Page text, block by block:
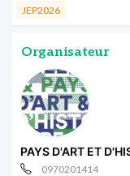
JEP2026
Organisateur
PAYS D'ART ET
0970201414